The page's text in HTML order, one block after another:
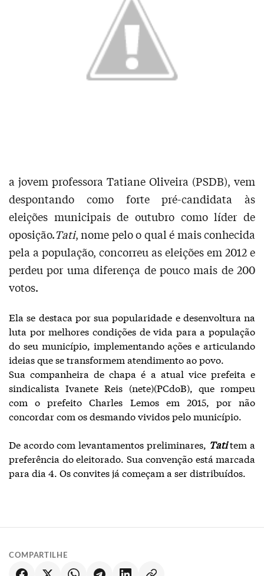
a jovem professora Tatiane Oliveira (PSDB), vem
despontando como forte pré-candidata às
eleições municipais de outubro como líder de
oposição.Tati, nome pelo o qual é mais conhecida
pela a população, concorreu as eleições em 2012 e
perdeu por uma diferença de pouco mais de 200
votos.
Ela se destaca por sua popularidade e desenvoltura na
luta por melhores condições de vida para a população
do seu município, implementando ações e articulando
ideias que se transformem atendimento ao povo.
Sua companheira de chapa é a atual vice prefeita e
sindicalista Ivanete Reis (nete)(PCdoB), que rompeu
com o prefeito Charles Lemos em 2015, por não
concordar com os desmando vividos pelo município.
De acordo com levantamentos preliminares, Tatitem a
preferência do eleitorado. Sua convenção está marcada
para dia 4. Os convites já começam a ser distribuídos.
COMPARTILHE